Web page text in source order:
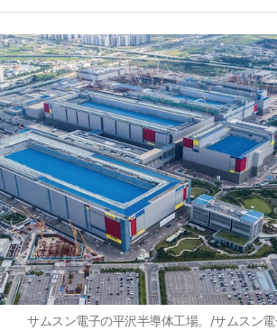
サムスン電子の平沢半導体工場。/サムスン